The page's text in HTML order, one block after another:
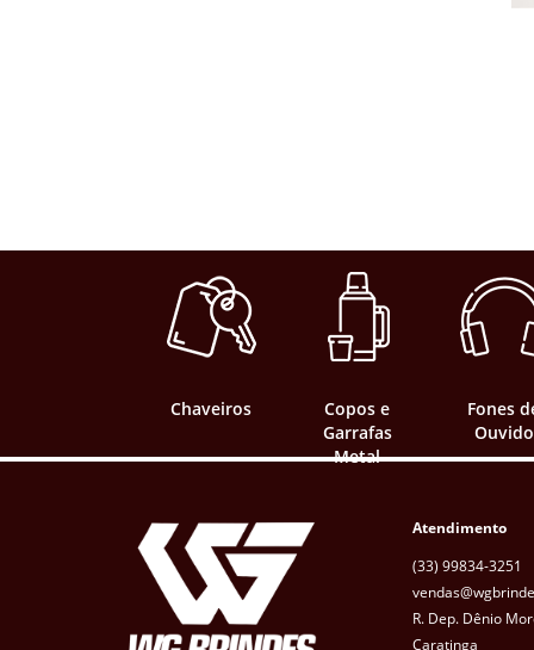
Chaveiros
Copos e
Garrafas
Metal
Fones
Ouvido
Atendimento
(33) 99834-3251
R. Dep. Dênio
Caratinga